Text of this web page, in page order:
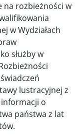
na rozbieżności w
w Wydziałach
służby w
lustracyjnej z
o
państwa z lat